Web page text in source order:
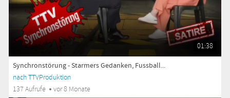
01:38
Synchronstörung - Starmers Gedanken, Fussball...
nach TTVProduktion
137 Aufrufe
vor 8 Monate